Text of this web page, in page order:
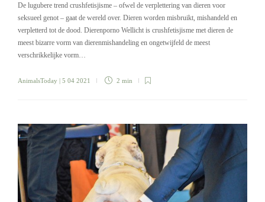
De lugubere trend crushfetisjisme – ofwel de verplettering van dieren voor
seksueel genot – gaat de wereld over. Dieren worden misbruikt, mishandeld en
verpletterd tot de dood. Dierenporno Wellicht is crushfetisjisme met dieren de
meest bizarre vorm van dierenmishandeling en ongetwijfeld de meest
verschrikkelijke vorm…
AnimalsToday | 5 04 2021 2 min